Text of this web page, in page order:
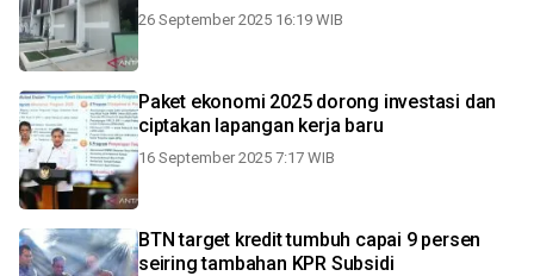
26 September 2025 16:19 WIB
Paket ekonomi 2025 dorong investasi dan
ciptakan lapangan kerja baru
16 September 2025 7:17 WIB
BTN target kredit tumbuh capai 9 persen
seiring tambahan KPR Subsidi